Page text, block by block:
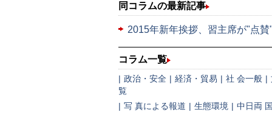
同コラムの最新記事
2015年新年挨拶、習主席が"点
コラム一覧
| 政治・安全 | 経済・貿易 | 社 会一般 |
覧
| 写 真による報道 | 生態環境 | 中日両